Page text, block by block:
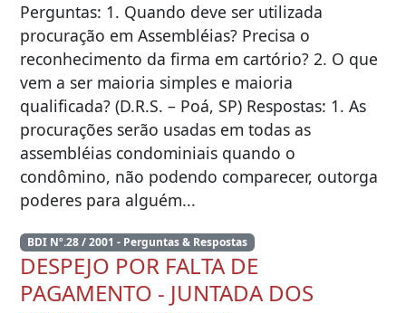
Perguntas: 1. Quando deve ser utilizada
procuração em Assembléias? Precisa o
reconhecimento da firma em cartório? 2. O que
vem a ser maioria simples e maioria
qualificada? (D.R.S. – Poá, SP) Respostas: 1. As
procurações serão usadas em todas as
assembléias condominiais quando o
condômino, não podendo comparecer, outorga
poderes para alguém...
BDI Nº.28 / 2001 - Perguntas & Respostas
DESPEJO POR FALTA DE
PAGAMENTO - JUNTADA DOS